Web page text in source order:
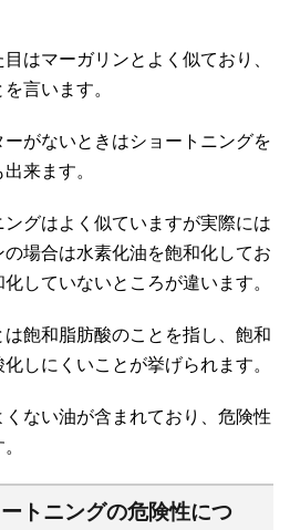
はマーガリンとよく似ており、
言います。
がないときはショートニングを
来ます。
グはよく似ていますが実際には
場合は水素化油を飽和化してお
していないところが違います。
飽和脂肪酸のことを指し、飽和
しにくいことが挙げられます。
ない油が含まれており、危険性
トニングの危険性につ